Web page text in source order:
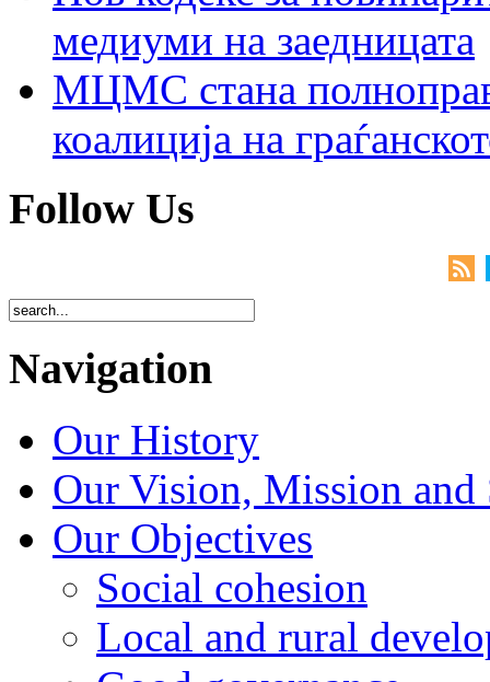
медиуми на заедницата
МЦМС стана
коалиција на
Follow Us
Navigation
Our History
Our Vision, Mission and
Our Objectives
Social cohesion
Local and rural